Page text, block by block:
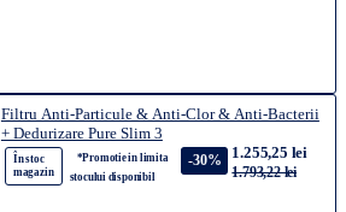
Filtru Anti-Particule & Anti-Clor & Anti-Bacterii
+ Dedurizare Pure Slim 3
În stoc
magazin
*Promotie in limita
stocului disponibil
-30% 1.255,25 lei
1.793,22 lei